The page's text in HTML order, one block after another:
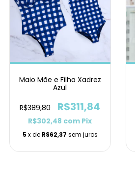
Maio Mãe e Filha Xadrez
Azul
R$389,80 R$311,84
R$302,48 com Pix
5 x de R$62,37 sem juros